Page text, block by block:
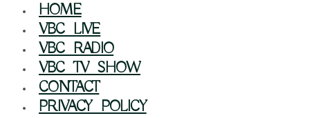
HOME
VBC LIVE
VBC RADIO
VBC TV SHOW
CONTACT
PRIVACY POLICY